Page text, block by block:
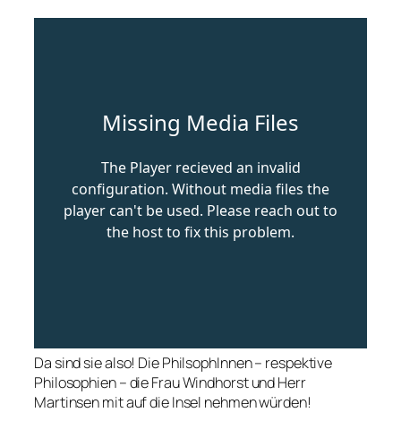
Da sind sie also! Die PhilsophInnen – respektive
Philosophien – die Frau Windhorst und Herr
Martinsen mit auf die Insel nehmen würden!